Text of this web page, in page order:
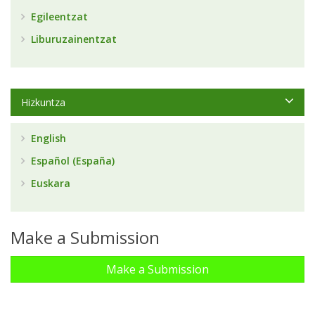
Egileentzat
Liburuzainentzat
Hizkuntza
English
Español (España)
Euskara
Make a Submission
Make a Submission